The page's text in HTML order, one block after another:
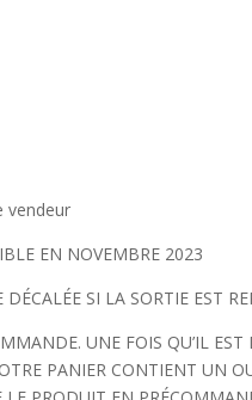
vendeur
EN NOVEMBRE 2023
SI LA SORTIE EST
UNE FOIS QU’IL
PANIER CONTIENT UN